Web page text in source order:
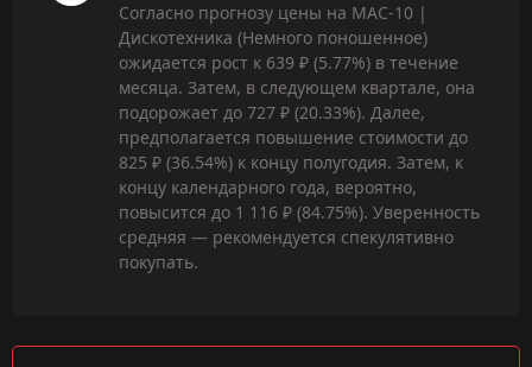
Согласно прогнозу цены на MAC-10 |
Дискотехника (Немного поношенное)
ожидается рост к 639 ₽ (5.77%) в течение
месяца. Затем, в следующем квартале, она
подорожает до 727 ₽ (20.33%). Далее,
предполагается повышение стоимости до
825 ₽ (36.54%) к концу полугодия. Затем, к
концу календарного года, вероятно,
повысится до 1 116 ₽ (84.75%). Уверенность
средняя — рекомендуется спекулятивно
покупать.